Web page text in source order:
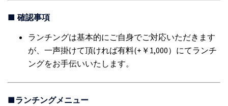
■ 確認事項
ランチングは基本的にご自身でご対応いただきます
が、一声掛けて頂ければ有料(+￥1,000）にてランチ
ングをお手伝いいたします。
■ランチングメニュー